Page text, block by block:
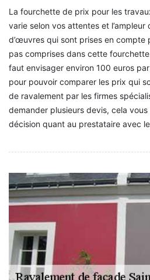
La fourchette de prix pour les
varie selon vos attentes et
d’œuvres qui sont prises en compte
pas comprises dans cette
faut envisager environ 100 euros
pour pouvoir comparer les prix qui
de ravalement par les firmes
demander plusieurs devis, cela
décision quant au prestataire avec